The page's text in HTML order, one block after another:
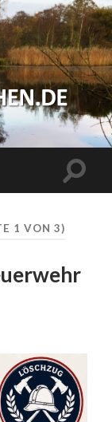
1 VON 3)